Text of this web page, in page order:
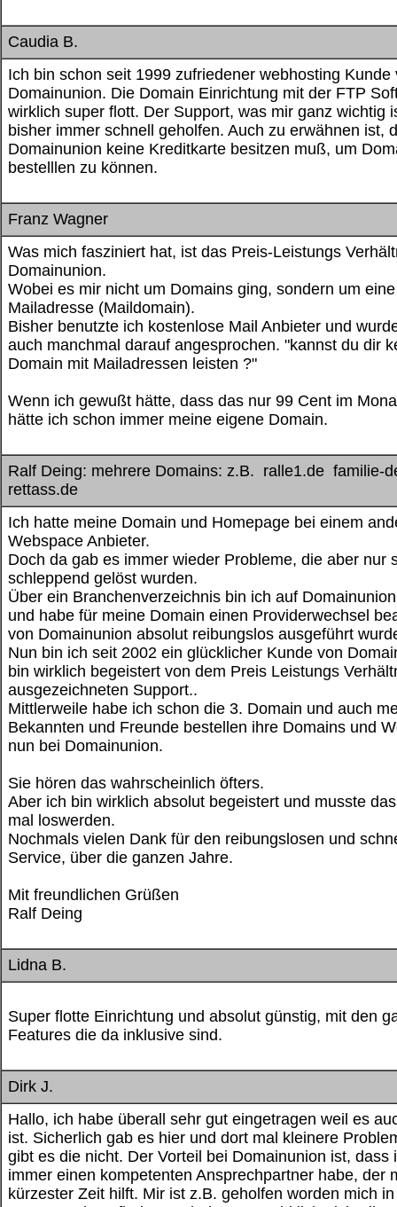
Caudia B.
Ich bin schon seit 1999 zufriedener webhosting Kunde
Domainunion. Die Domain Einrichtung mit der FTP
wirklich super flott. Der Support, was mir ganz wichtig
bisher immer schnell geholfen. Auch zu erwähnen ist,
Domainunion keine Kreditkarte besitzen muß, um
bestelllen zu können.
Franz Wagner
Was mich fasziniert hat, ist das Preis-Leistungs
Domainunion.
Wobei es mir nicht um Domains ging, sondern um
Mailadresse (Maildomain).
Bisher benutzte ich kostenlose Mail Anbieter und
auch manchmal darauf angesprochen. "kannst du dir
Domain mit Mailadressen leisten ?"
Wenn ich gewußt hätte, dass das nur 99 Cent im
hätte ich schon immer meine eigene Domain.
Ralf Deing: mehrere Domains: z.B. ralle1.de familie-
rettass.de
Ich hatte meine Domain und Homepage bei einem
Webspace Anbieter.
Doch da gab es immer wieder Probleme, die aber nur
schleppend gelöst wurden.
Über ein Branchenverzeichnis bin ich auf
und habe für meine Domain einen Providerwechsel
von Domainunion absolut reibungslos ausgeführt
Nun bin ich seit 2002 ein glücklicher Kunde von
bin wirklich begeistert von dem Preis Leistungs
ausgezeichneten Support..
Mittlerweile habe ich schon die 3. Domain und auch
Bekannten und Freunde bestellen ihre Domains und
nun bei Domainunion.
Sie hören das wahrscheinlich öfters.
Aber ich bin wirklich absolut begeistert und musste
mal loswerden.
Nochmals vielen Dank für den reibungslosen und
Service, über die ganzen Jahre.
Mit freundlichen Grüßen
Ralf Deing
Lidna B.
Super flotte Einrichtung und absolut günstig, mit den
Features die da inklusive sind.
Dirk J.
Hallo, ich habe überall sehr gut eingetragen weil es
ist. Sicherlich gab es hier und dort mal kleinere
gibt es die nicht. Der Vorteil bei Domainunion ist, dass
immer einen kompetenten Ansprechpartner habe, der
kürzester Zeit hilft. Mir ist z.B. geholfen worden mich